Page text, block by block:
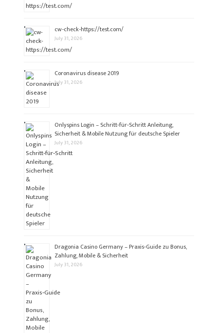
cw-check-https://test.com/
July 31, 2026
Coronavirus disease 2019
July 31, 2026
Onlyspins Login – Schritt‑für‑Schritt Anleitung,
Sicherheit & Mobile Nutzung für deutsche Spieler
July 31, 2026
Dragonia Casino Germany – Praxis‑Guide zu Bonus,
Zahlung, Mobile & Sicherheit
July 31, 2026